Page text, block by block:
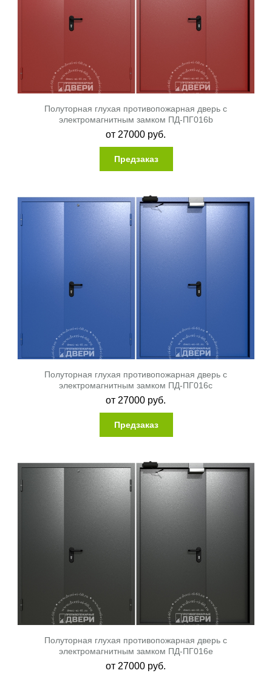
Полуторная глухая противопожарная дверь с
электромагнитным замком ПД-ПГ016b
от 27000 руб.
Предзаказ
Полуторная глухая противопожарная дверь с
электромагнитным замком ПД-ПГ016c
от 27000 руб.
Предзаказ
Полуторная глухая противопожарная дверь с
электромагнитным замком ПД-ПГ016e
от 27000 руб.